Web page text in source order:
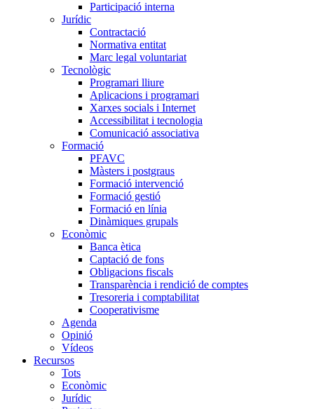
Participació interna
Jurídic
Contractació
Normativa entitat
Marc legal voluntariat
Tecnològic
Programari lliure
Aplicacions i programari
Xarxes socials i Internet
Accessibilitat i tecnologia
Comunicació associativa
Formació
PFAVC
Màsters i postgraus
Formació intervenció
Formació gestió
Formació en línia
Dinàmiques grupals
Econòmic
Banca ètica
Captació de fons
Obligacions fiscals
Transparència i rendició de comptes
Tresoreria i comptabilitat
Cooperativisme
Agenda
Opinió
Vídeos
Recursos
Tots
Econòmic
Jurídic